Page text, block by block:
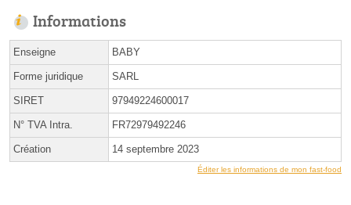
Informations
Enseigne BABY
Forme juridique SARL
SIRET 97949224600017
N° TVA Intra. FR72979492246
Création 14 septembre 2023
Éditer les informations de mon fast-food